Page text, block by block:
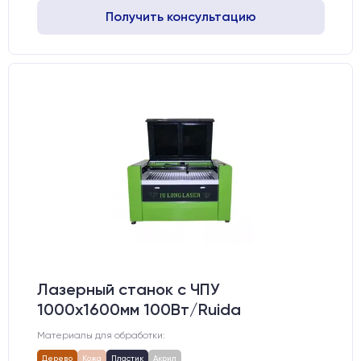
Получить консультацию
Лазерный станок c ЧПУ
1000х1600мм 100Вт/Ruida
Материалы для обработки:
Дерево Кожа Пластик Акрил